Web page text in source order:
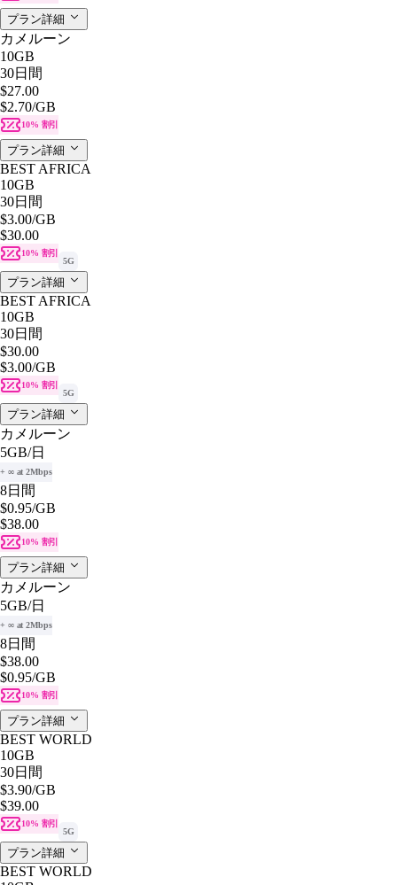
プラン詳細
カメルーン
10GB
30日間
$27.00
$2.70/GB
10% 割引
プラン詳細
BEST AFRICA
10GB
30日間
$3.00/GB
$30.00
10% 割引
5G
プラン詳細
BEST AFRICA
10GB
30日間
$30.00
$3.00/GB
10% 割引
5G
プラン詳細
カメルーン
5GB/日
+ ∞ at 2Mbps
8日間
$0.95/GB
$38.00
10% 割引
プラン詳細
カメルーン
5GB/日
+ ∞ at 2Mbps
8日間
$38.00
$0.95/GB
10% 割引
プラン詳細
BEST WORLD
10GB
30日間
$3.90/GB
$39.00
10% 割引
5G
プラン詳細
BEST WORLD